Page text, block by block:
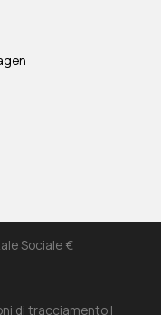
Sociale €
di tracciamento |